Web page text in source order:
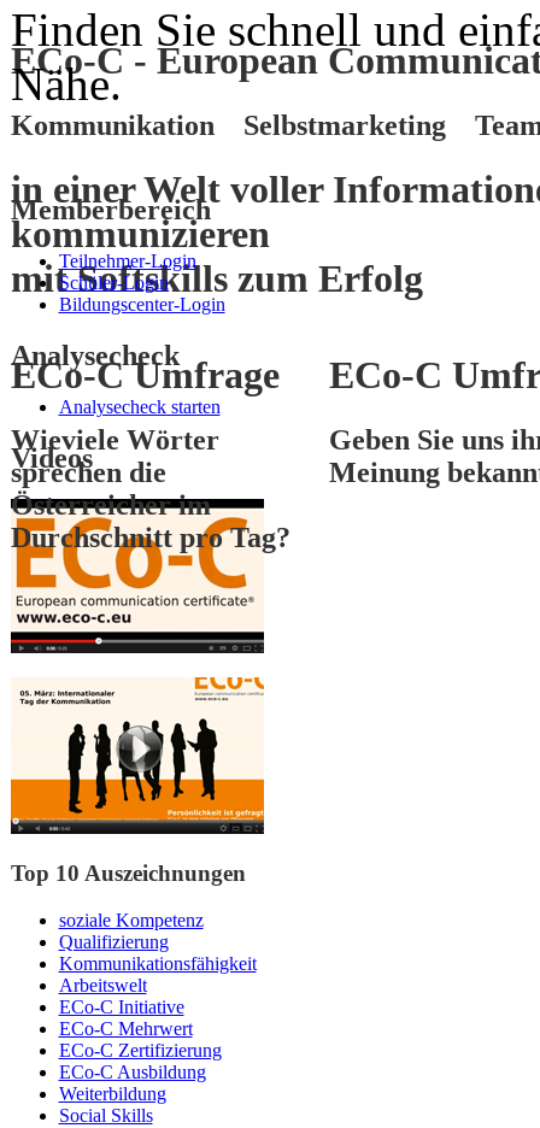
ECo-C - European
Kommunikation Selbstmarketing
in einer Welt voller
kommunizieren
mitSoftskillszum Erfolg
ECo-C Umfrage
Wieviele Wörter
sprechen die
Österreicher im
Durchschnitt pro Tag?
ECo-C
Geben Sie uns
Meinung
3
Finden Sie schnell und
Nähe.
Memberbereich
Teilnehmer-Login
Schüler-Login
Bildungscenter-Login
Analysecheck
Analysecheck starten
Videos
Top 10 Auszeichnungen
soziale Kompetenz
Qualifizierung
Kommunikationsfähigkeit
Arbeitswelt
ECo-C Initiative
ECo-C Mehrwert
ECo-C Zertifizierung
ECo-C Ausbildung
Weiterbildung
Social Skills